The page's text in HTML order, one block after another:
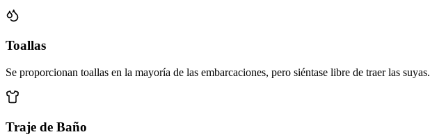
Toallas
Se proporcionan toallas en la mayoría de las embarcaciones, pero siéntase libre de traer las suyas.
Traje de Baño